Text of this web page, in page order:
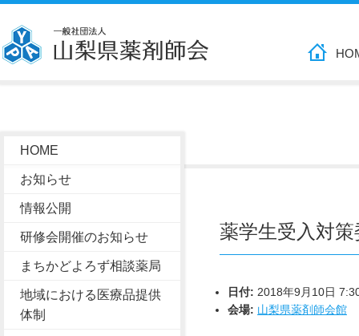
HOME
お知らせ
情報公開
研修会開催のお知らせ
まちかどよろず相談薬局
地域における医療品提供
体制
薬学生受入対
日付: 2018年9月10日
会場: 山梨県薬剤師会館